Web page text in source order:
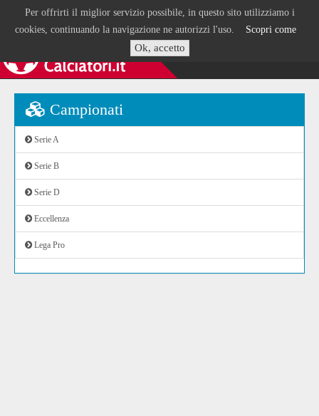
Per offrirti il miglior servizio possibile, in questo sito utilizziamo i
cookies, continuando la navigazione ne autorizzi l'uso. Scopri come
Ok, accetto
Campionati
Serie A
Serie B
Serie D
Eccellenza
Lega Pro